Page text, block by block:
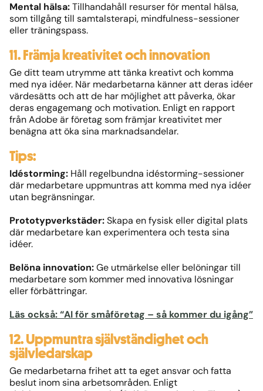
Mental hälsa:Tillhandahåll resurser för mental hälsa,
som tillgång till samtalsterapi, mindfulness-sessioner
eller träningspass.
11. Främja kreativitet och innovation
Ge ditt team utrymme att tänka kreativt och komma
med nya idéer. När medarbetarna känner att deras idéer
värdesätts och att de har möjlighet att påverka, ökar
deras engagemang och motivation. Enligt en rapport
från Adobe är företag som främjar kreativitet mer
benägna att öka sina marknadsandelar.
Tips:
Idéstorming: Håll regelbundna idéstorming-sessioner
där medarbetare uppmuntras att komma med nya idéer
utan begränsningar.
Prototypverkstäder:Skapa en fysisk eller digital plats
där medarbetare kan experimentera och testa sina
idéer.
Belöna innovation:Ge utmärkelse eller belöningar till
medarbetare som kommer med innovativa lösningar
eller förbättringar.
Läs också: “AI för småföretag – så kommer du igång”
12. Uppmuntra självständighet och
självledarskap
Ge medarbetarna frihet att ta eget ansvar och fatta
beslut inom sina arbetsområden. Enligt